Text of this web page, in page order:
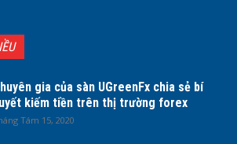
gia của sàn UGreenFx chia sẻ bí
kiếm tiền trên thị trường forex
Tám 15, 2020